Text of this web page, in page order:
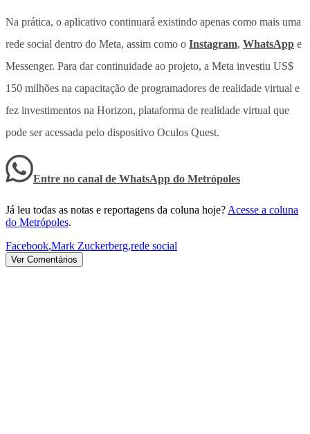
Na prática, o aplicativo continuará existindo apenas como mais uma
rede social dentro do Meta, assim como o Instagram, WhatsApp e
Messenger. Para dar continuidade ao projeto, a Meta investiu US$
150 milhões na capacitação de programadores de realidade virtual e
fez investimentos na Horizon, plataforma de realidade virtual que
pode ser acessada pelo dispositivo Oculos Quest.
Entre no canal de WhatsApp do Metrópoles
Já leu todas as notas e reportagens da coluna hoje? Acesse a coluna
do Metrópoles.
Facebook,Mark Zuckerberg,rede social
Ver Comentários